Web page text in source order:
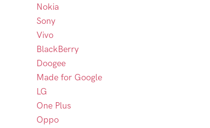
Nokia
Sony
Vivo
BlackBerry
Doogee
Made for Google
LG
One Plus
Oppo